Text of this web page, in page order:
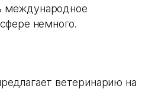
международное
немного.
ветеринарию на